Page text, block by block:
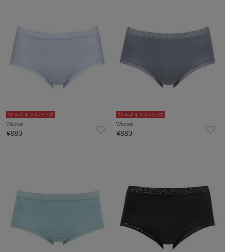
10％ポイントバック
Wacoal
¥880
10％ポイントバック
Wacoal
¥880